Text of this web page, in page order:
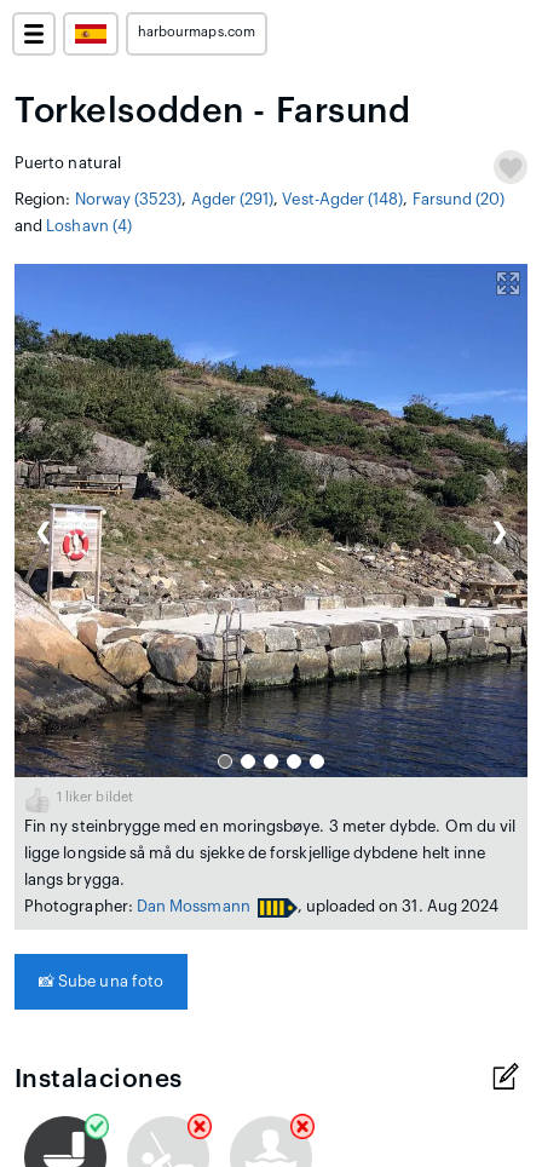
harbourmaps.com
Torkelsodden - Farsund
Puerto natural
Region: Norway (3523), Agder (291),Vest-Agder (148), Farsund (20)
and
Loshavn (4)
❮ ❯
1 liker bildet
Fin ny steinbrygge med en moringsbøye. 3 meter dybde. Om du vil
ligge longside så må du sjekke de forskjellige dybdene helt inne
langs brygga.
Photographer: Dan Mossmann , uploaded on 31. Aug 2024
📸 Sube una foto
Instalaciones